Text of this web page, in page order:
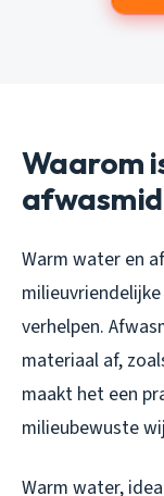
Waarom
Warm water en
verhelpen.
materiaal af,
maakt het een
milieubewuste
Warm water,